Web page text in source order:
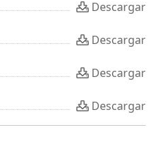
Descargar
Descargar
Descargar
Descargar